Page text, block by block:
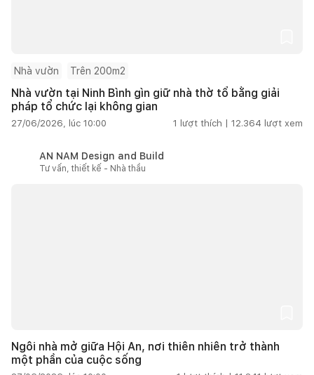
Nhà vườn Trên 200m2
Nhà vườn tại Ninh Bình gìn giữ nhà thờ tổ bằng giải
pháp tổ chức lại không gian
27/06/2026, lúc 10:00 1 lượt thích | 12.364 lượt xem
AN NAM Design and Build
Tư vấn, thiết kế - Nhà thầu
Ngôi nhà mở giữa Hội An, nơi thiên nhiên trở thành
một phần của cuộc sống